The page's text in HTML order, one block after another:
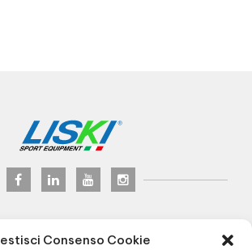
Consenso Cookie
LISKI s.r.l.